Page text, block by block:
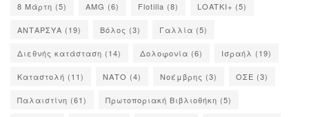
8 Μάρτη (5) AMG (6) Flotilla (8) LOATKI+ (5)
ΑΝΤΑΡΣΥΑ (19) Βόλος (3) Γαλλία (5)
Διεθνής κατάσταση (14) Δολοφονία (6) Ισραήλ (19)
Καταστολή (11) ΝΑΤΟ (4) Νοέμβρης (3) ΟΣΕ (3)
Παλαιστίνη (61) Πρωτοποριακή Βιβλιοθήκη (5)